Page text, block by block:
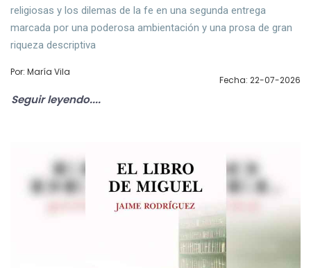
religiosas y los dilemas de la fe en una segunda entrega
marcada por una poderosa ambientación y una prosa de gran
riqueza descriptiva
Por: María Vila
Fecha: 22-07-2026
Seguir leyendo....